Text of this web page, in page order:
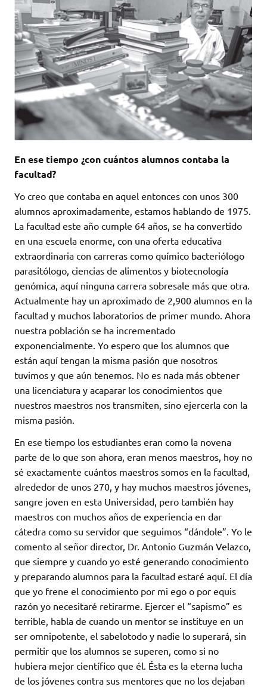
En ese tiempo ¿con cuántos alumnos contaba la
facultad?
Yo creo que contaba en aquel entonces con unos 300
alumnos aproximadamente, estamos hablando de 1975.
La facultad este año cumple 64 años, se ha convertido
en una escuela enorme, con una oferta educativa
extraordinaria con carreras como químico bacteriólogo
parasitólogo, ciencias de alimentos y biotecnología
genómica, aquí ninguna carrera sobresale más que otra.
Actualmente hay un aproximado de 2,900 alumnos en la
facultad y muchos laboratorios de primer mundo. Ahora
nuestra población se ha incrementado
exponencialmente. Yo espero que los alumnos que
están aquí tengan la misma pasión que nosotros
tuvimos y que aún tenemos. No es nada más obtener
una licenciatura y acaparar los conocimientos que
nuestros maestros nos transmiten, sino ejercerla con la
misma pasión.
En ese tiempo los estudiantes eran como la novena
parte de lo que son ahora, eran menos maestros, hoy no
sé exactamente cuántos maestros somos en la facultad,
alrededor de unos 270, y hay muchos maestros jóvenes,
sangre joven en esta Universidad, pero también hay
maestros con muchos años de experiencia en dar
cátedra como su servidor que seguimos “dándole”. Yo le
comento al señor director, Dr. Antonio Guzmán Velazco,
que siempre y cuando yo esté generando conocimiento
y preparando alumnos para la facultad estaré aquí. El día
que yo frene el conocimiento por mi ego o por equis
razón yo necesitaré retirarme. Ejercer el “sapismo” es
terrible, habla de cuando un mentor se instituye en un
ser omnipotente, el sabelotodo y nadie lo superará, sin
permitir que los alumnos se superen, como si no
hubiera mejor científico que él. Ésta es la eterna lucha
de los jóvenes contra sus mentores que no los dejaban